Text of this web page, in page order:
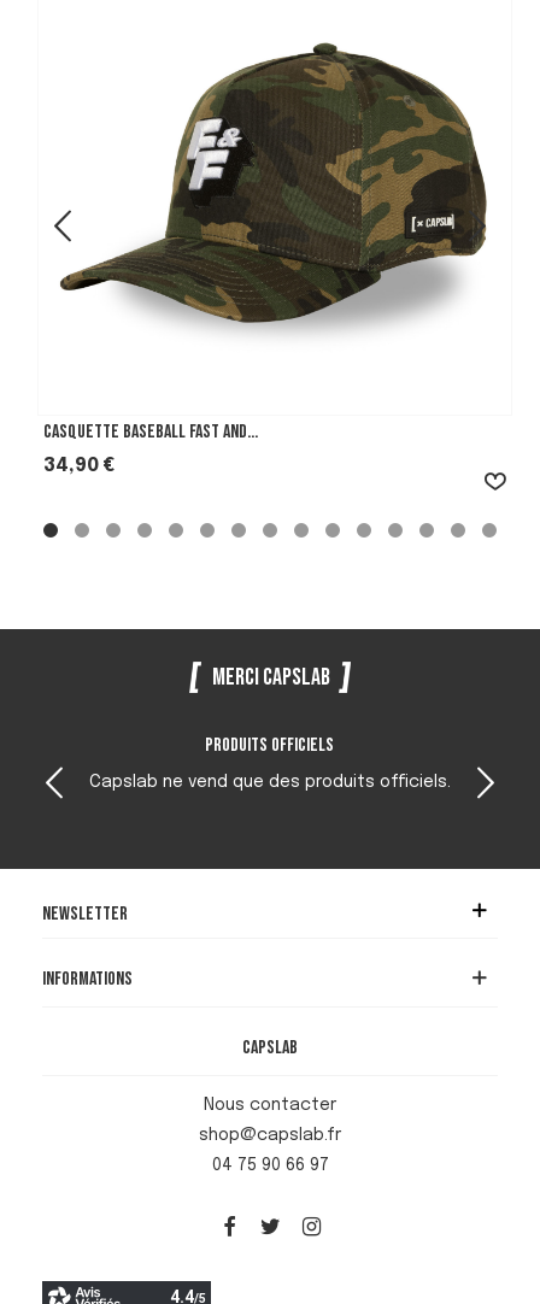
Casquette Baseball Fast And...
Prix
34,90 €
Merci Capslab
Produits officiels
Capslab ne vend que des produits officiels.
Newsletter
Informations
Capslab
Nous contacter
shop@capslab.fr
04 75 90 66 97